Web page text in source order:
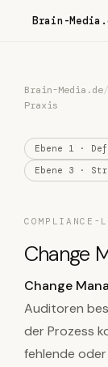
Brain-
Brain-Media.de/
Praxis
Ebene 1 ·
Ebene 3 ·
Change
Change
Auditoren
der Prozess
fehlende